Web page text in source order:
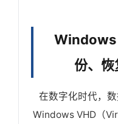
Windows
份、恢
在数字化时代，
Windows VHD（